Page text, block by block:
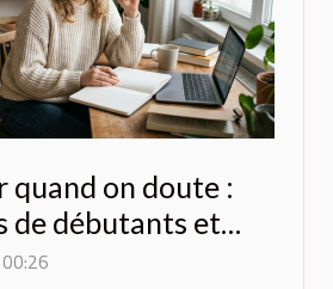
quand on doute :
de débutants et
les éviter